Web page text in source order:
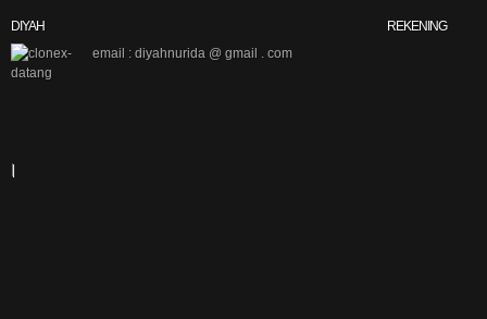
DIYAH
email : diyahnurida @ gmail . com
REKENING
|